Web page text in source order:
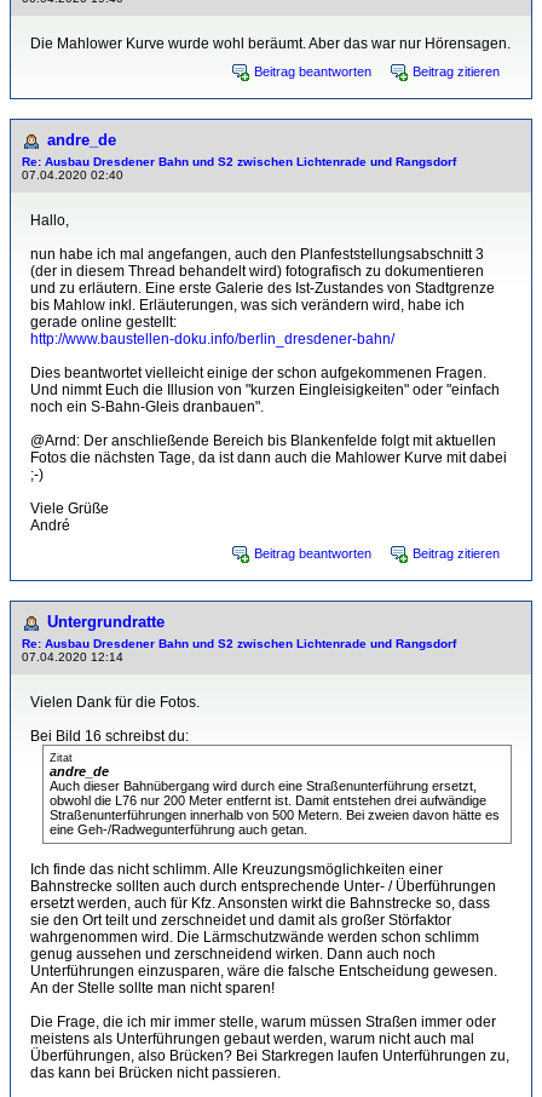
Die Mahlower Kurve wurde wohl beräumt. Aber das war nur Hörensagen.
Beitrag beantworten Beitrag zitieren
andre_de
Re: Ausbau Dresdener Bahn und S2 zwischen Lichtenrade und Rangsdorf
07.04.2020 02:40
Hallo,
nun habe ich mal angefangen, auch den Planfeststellungsabschnitt 3
(der in diesem Thread behandelt wird) fotografisch zu dokumentieren
und zu erläutern. Eine erste Galerie des Ist-Zustandes von Stadtgrenze
bis Mahlow inkl. Erläuterungen, was sich verändern wird, habe ich
gerade online gestellt:
http://www.baustellen-doku.info/berlin_dresdener-bahn/
Dies beantwortet vielleicht einige der schon aufgekommenen Fragen.
Und nimmt Euch die Illusion von "kurzen Eingleisigkeiten" oder "einfach
noch ein S-Bahn-Gleis dranbauen".
@Arnd: Der anschließende Bereich bis Blankenfelde folgt mit aktuellen
Fotos die nächsten Tage, da ist dann auch die Mahlower Kurve mit dabei
;-)
Viele Grüße
André
Beitrag beantworten Beitrag zitieren
Untergrundratte
Re: Ausbau Dresdener Bahn und S2 zwischen Lichtenrade und Rangsdorf
07.04.2020 12:14
Vielen Dank für die Fotos.
Bei Bild 16 schreibst du:
Zitat
andre_de
Auch dieser Bahnübergang wird durch eine Straßenunterführung ersetzt,
obwohl die L76 nur 200 Meter entfernt ist. Damit entstehen drei aufwändige
Straßenunterführungen innerhalb von 500 Metern. Bei zweien davon hätte es
eine Geh-/Radwegunterführung auch getan.
Ich finde das nicht schlimm. Alle Kreuzungsmöglichkeiten einer
Bahnstrecke sollten auch durch entsprechende Unter- / Überführungen
ersetzt werden, auch für Kfz. Ansonsten wirkt die Bahnstrecke so, dass
sie den Ort teilt und zerschneidet und damit als großer Störfaktor
wahrgenommen wird. Die Lärmschutzwände werden schon schlimm
genug aussehen und zerschneidend wirken. Dann auch noch
Unterführungen einzusparen, wäre die falsche Entscheidung gewesen.
An der Stelle sollte man nicht sparen!
Die Frage, die ich mir immer stelle, warum müssen Straßen immer oder
meistens als Unterführungen gebaut werden, warum nicht auch mal
Überführungen, also Brücken? Bei Starkregen laufen Unterführungen zu,
das kann bei Brücken nicht passieren.